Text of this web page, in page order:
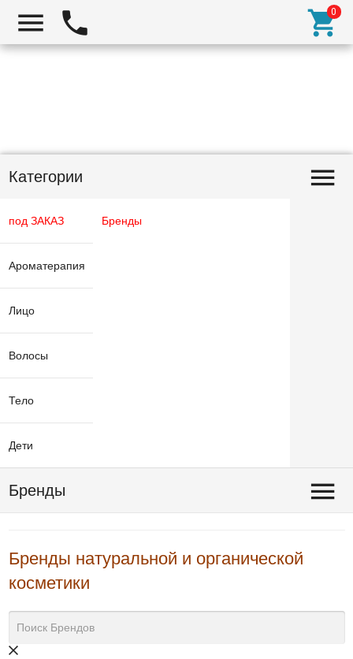
Категории
под ЗАКАЗ
Ароматерапия
Лицо
Волосы
Тело
Дети
Бренды
Бренды
Бренды натуральной и органической
косметики